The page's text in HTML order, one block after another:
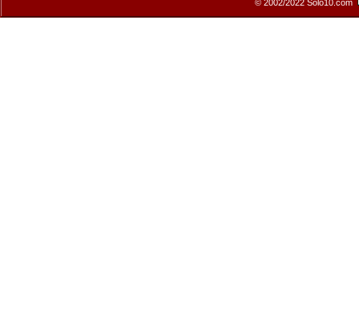
© 2002/2022 Solo10.com